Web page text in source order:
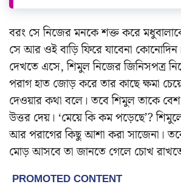
বরং সে নিজের মনকে শক্ত করে
সে আর ওই বাড়ি ফিরে যাবেনা
দেখতে এসে, শিমুল নিজের জিনিসপত্র
পরাগ হাত জোড় করে তার কাছে ক্ষমা
দেওয়ার কথা বলে। তবে শিমুল তাকে বেশ
উত্তর দেয়। ‘মেয়ে কি কম পড়েছে’?
আর পরাগের কিছু আশা করা সাজেনা।
মোড় আসবে তা জানতে গেলে চোখ